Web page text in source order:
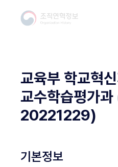
교육부 학교혁
교수학습평가
20221229)
기본정보